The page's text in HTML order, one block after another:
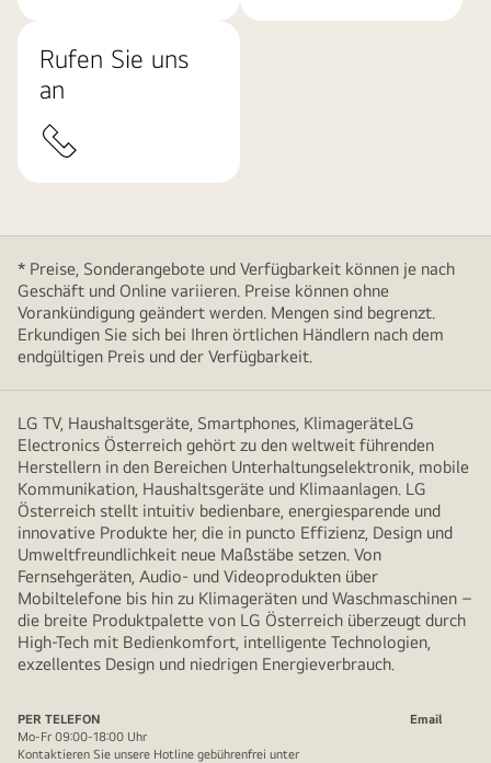
Rufen Sie uns
an
* Preise, Sonderangebote und Verfügbarkeit können je nach
Geschäft und Online variieren. Preise können ohne
Vorankündigung geändert werden. Mengen sind begrenzt.
Erkundigen Sie sich bei Ihren örtlichen Händlern nach dem
endgültigen Preis und der Verfügbarkeit.
LG TV, Haushaltsgeräte, Smartphones, KlimageräteLG
Electronics Österreich gehört zu den weltweit führenden
Herstellern in den Bereichen Unterhaltungselektronik, mobile
Kommunikation, Haushaltsgeräte und Klimaanlagen. LG
Österreich stellt intuitiv bedienbare, energiesparende und
innovative Produkte her, die in puncto Effizienz, Design und
Umweltfreundlichkeit neue Maßstäbe setzen. Von
Fernsehgeräten, Audio- und Videoprodukten über
Mobiltelefone bis hin zu Klimageräten und Waschmaschinen –
die breite Produktpalette von LG Österreich überzeugt durch
High-Tech mit Bedienkomfort, intelligente Technologien,
exzellentes Design und niedrigen Energieverbrauch.
PER TELEFON
Email
Mo-Fr 09:00-18:00 Uhr
Kontaktieren Sie unsere Hotline gebührenfrei unter